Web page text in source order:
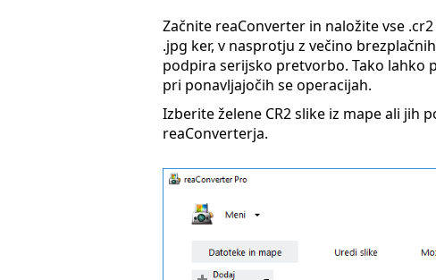
Začnite reaConverter in naložite vse
.jpg ker, v nasprotju z večino
podpira serijsko pretvorbo. Tako lahko
pri ponavljajočih se operacijah.
Izberite želene CR2 slike iz mape ali jih
reaConverterja.